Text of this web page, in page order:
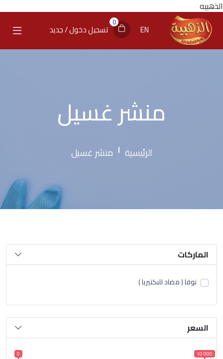
الذهبيه
EN
0
تسجيل دخول / جديد
منشر غسيل
الرئيسية منشر غسيل
الماركات
نوفا ( مضاد للبكتيريا )
السعر
0 10 000